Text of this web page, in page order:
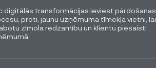
digitālās transformācijas ieviest pārdošanas
proti, jaunu uzņēmuma tīmekļa vietni, lai
zīmola redzamību un klientu piesaisti